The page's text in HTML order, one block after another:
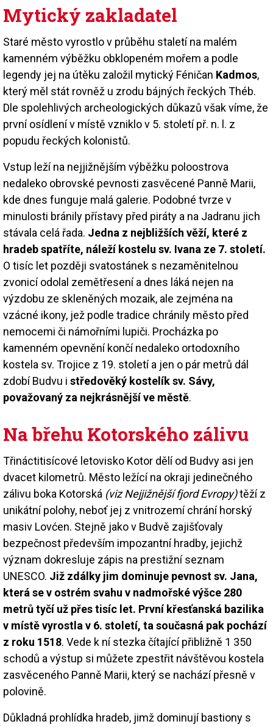
Mytický zakladatel
Staré město vyrostlo v průběhu staletí na malém
kamenném výběžku obklopeném mořem a podle
legendy jej na útěku založil mytický Féničan Kadmos,
který měl stát rovněž u zrodu bájných řeckých Théb.
Dle spolehlivých archeologických důkazů však víme, že
první osídlení v místě vzniklo v 5. století př. n. l. z
popudu řeckých kolonistů.
Vstup leží na nejjižnějším výběžku poloostrova
nedaleko obrovské pevnosti zasvěcené Panně Marii,
kde dnes funguje malá galerie. Podobné tvrze v
minulosti bránily přístavy před piráty a na Jadranu jich
stávala celá řada. Jedna z nejbližších věží, které z
hradeb spatříte, náleží kostelu sv. Ivana ze 7. století.
O tisíc let později svatostánek s nezaměnitelnou
zvonicí odolal zemětřesení a dnes láká nejen na
výzdobu ze skleněných mozaik, ale zejména na
vzácné ikony, jež podle tradice chránily město před
nemocemi či námořními lupiči. Procházka po
kamenném opevnění končí nedaleko ortodoxního
kostela sv. Trojice z 19. století a jen o pár metrů dál
zdobí Budvu i středověký kostelík sv. Sávy,
považovaný za nejkrásnější ve městě.
Na břehu Kotorského zálivu
Třináctitisícové letovisko Kotor dělí od Budvy asi jen
dvacet kilometrů. Město ležící na okraji jedinečného
zálivu boka Kotorská (viz Nejjižnější fjord Evropy)těží z
unikátní polohy, neboť jej z vnitrozemí chrání horský
masiv Lovćen. Stejně jako v Budvě zajišťovaly
bezpečnost především impozantní hradby, jejichž
význam dokresluje zápis na prestižní seznam
UNESCO. Již zdálky jim dominuje pevnost sv. Jana,
která se v ostrém svahu v nadmořské výšce 280
metrů tyčí už přes tisíc let. První křesťanská bazilika
v místě vyrostla v 6. století, ta současná pak pochází
z roku 1518. Vede k ní stezka čítající přibližně 1 350
schodů a výstup si můžete zpestřit návštěvou kostela
zasvěceného Panně Marii, který se nachází přesně v
polovině.
Důkladná prohlídka hradeb, jimž dominují bastiony s